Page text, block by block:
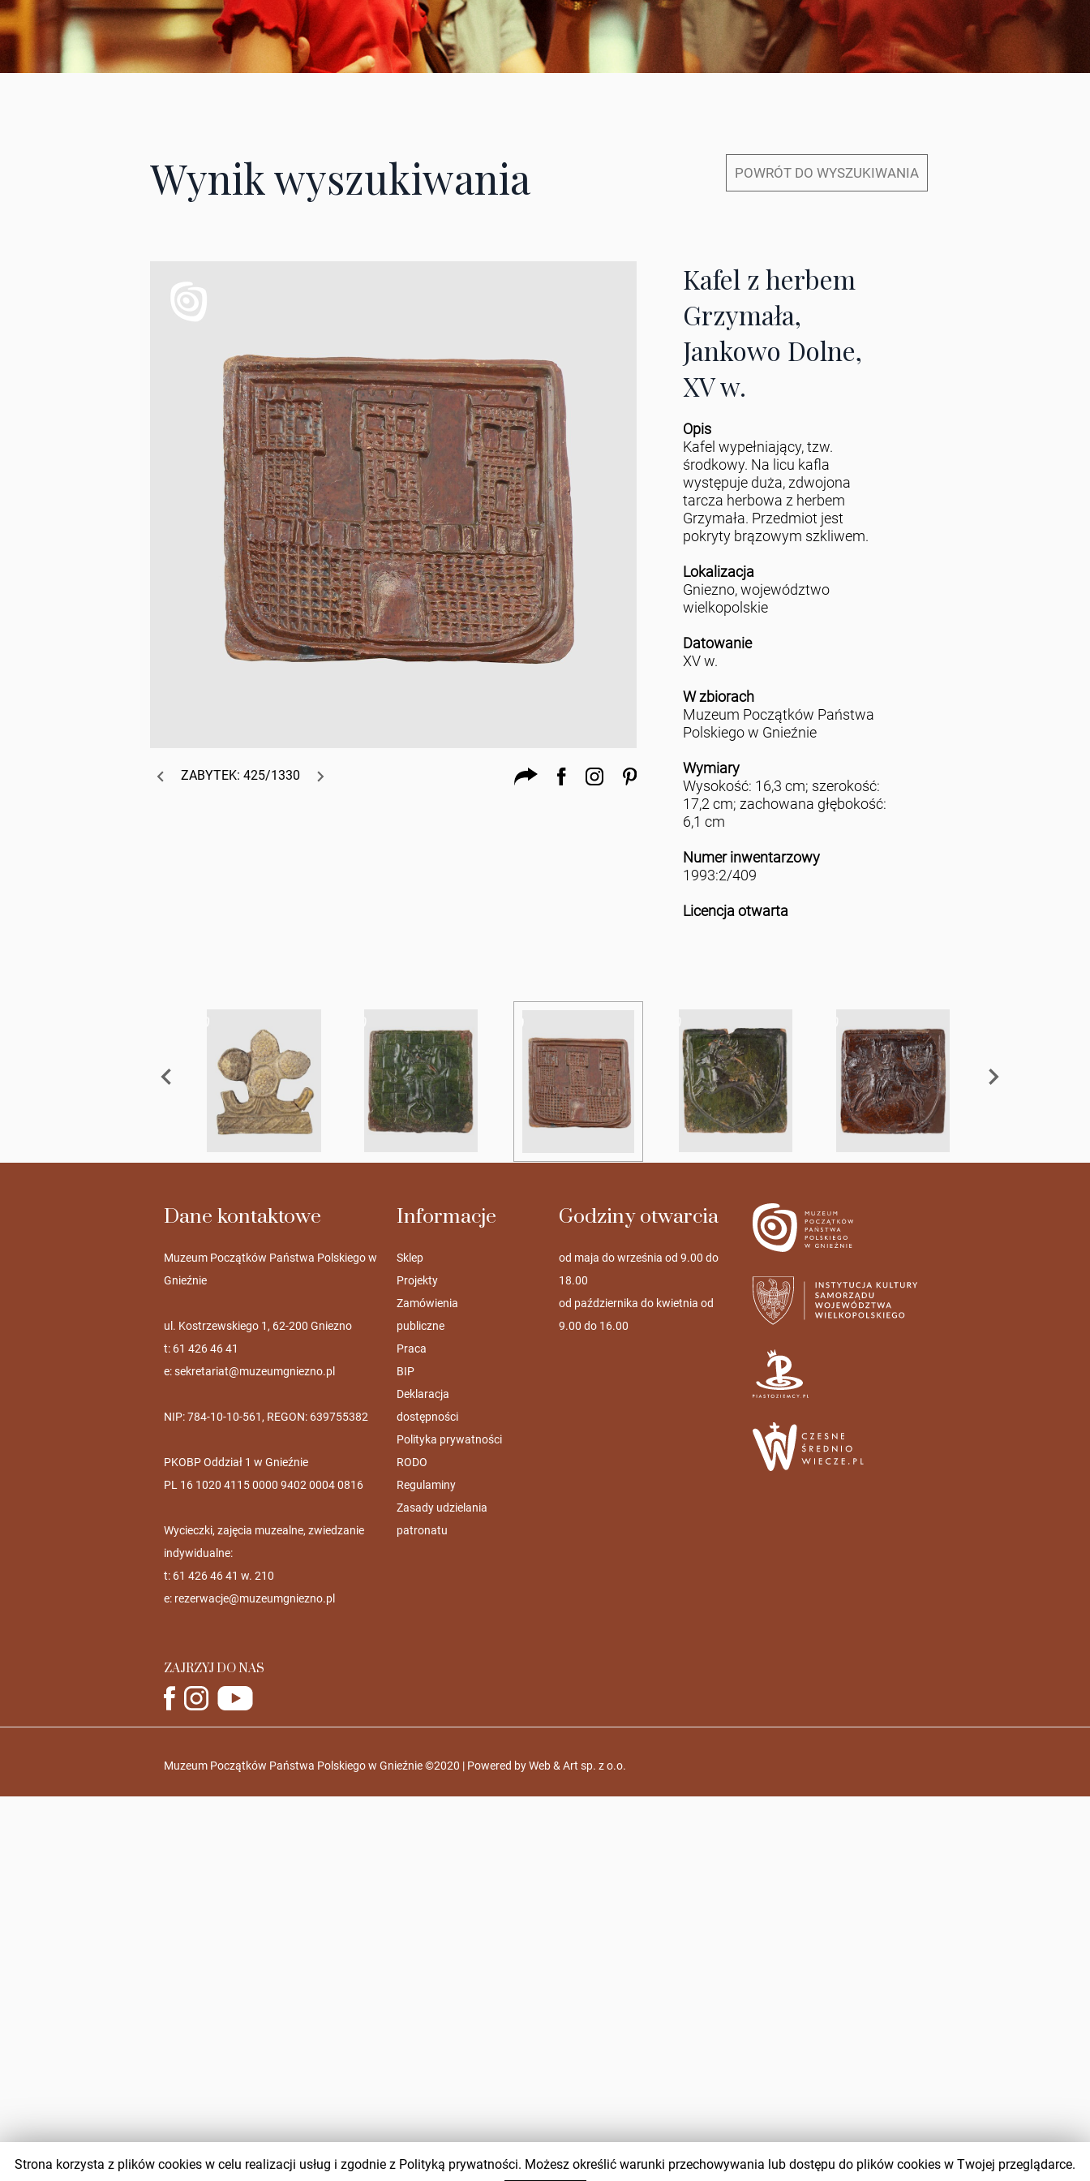
Wynik wyszukiwania POWRÓT DO WYSZUKIWANIA
ZABYTEK: 425/1330
Kafel z herbem
Grzymała,
Jankowo Dolne,
XV w.
Opis
Kafel wypełniający, tzw.
środkowy. Na licu kafla
występuje duża, zdwojona
tarcza herbowa z herbem
Grzymała. Przedmiot jest
pokryty brązowym szkliwem.
Lokalizacja
Gniezno, województwo
wielkopolskie
Datowanie
XV w.
W zbiorach
Muzeum Początków Państwa
Polskiego w Gnieźnie
Wymiary
Wysokość: 16,3 cm; szerokość:
17,2 cm; zachowana głębokość:
6,1 cm
Numer inwentarzowy
1993:2/409
Licencja otwarta
Dane kontaktowe
Muzeum Początków Państwa Polskiego w
Gnieźnie
ul. Kostrzewskiego 1, 62-200 Gniezno
t: 61 426 46 41
e:sekretariat@muzeumgniezno.pl
NIP: 784-10-10-561, REGON: 639755382
PKOBP Oddział 1 w Gnieźnie
PL 16 1020 4115 0000 9402 0004 0816
Wycieczki, zajęcia muzealne, zwiedzanie
indywidualne:
t: 61 426 46 41 w. 210
e: rezerwacje@muzeumgniezno.pl
ZAJRZYJ DO NAS
Informacje
Sklep
Projekty
Zamówienia
publiczne
Praca
BIP
Deklaracja
dostępności
Polityka prywatności
RODO
Regulaminy
Zasady udzielania
patronatu
Godziny otwarcia
od maja do września od 9.00 do
18.00
od października do kwietnia od
9.00 do 16.00
Muzeum Początków Państwa Polskiego w Gnieźnie ©2020 | Powered byWeb & Art sp. z o.o.
Strona korzysta z plików cookies w celu realizacji usług i zgodnie z Polityką prywatności. Możesz określić warunki przechowywania lub dostępu do plików cookies w Twojej przeglądarce.